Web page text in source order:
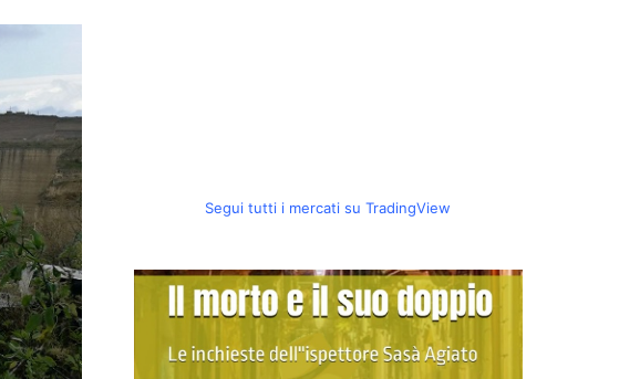
Segui tutti i mercati su TradingView